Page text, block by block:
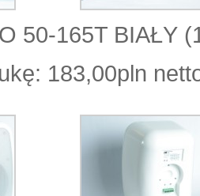
50-165T BIAŁY
183,00pln